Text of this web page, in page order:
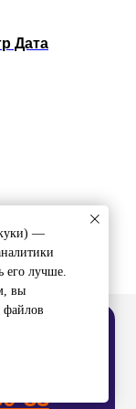
Дата
—
его лучше.
вы
файлов